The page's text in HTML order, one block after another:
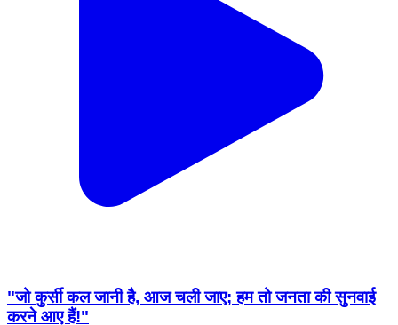
"जो कुर्सी कल जानी है, आज चली जाए; हम तो जनता की सुनवाई
करने आए हैं!"